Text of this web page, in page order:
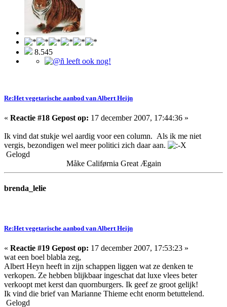
8.545
Re:Het vegetarische aanbod van Albert Heijn
« Reactie #18 Gepost op: 17 december 2007, 17:44:36 »
Ik vind dat stukje wel aardig voor een column. Als ik me niet
vergis, bezondigen wel meer politici zich daar aan.
Gelogd
Måke Califørnia Great Ægain
brenda_lelie
Re:Het vegetarische aanbod van Albert Heijn
« Reactie #19 Gepost op: 17 december 2007, 17:53:23 »
wat een boel blabla zeg,
Albert Heyn heeft in zijn schappen liggen wat ze denken te
verkopen. Ze hebben blijkbaar ingeschat dat luxe vlees beter
verkoopt met kerst dan quornburgers. Ik geef ze groot gelijk!
Ik vind die brief van Marianne Thieme echt enorm betuttelend.
Gelogd